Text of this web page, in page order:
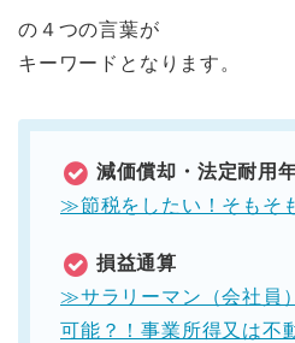
の４つの言葉が
キーワードとなります。
減価償却・法定耐用
≫節税をしたい！そもそ
損益通算
≫サラリーマン（会社員
可能？！事業所得又は不